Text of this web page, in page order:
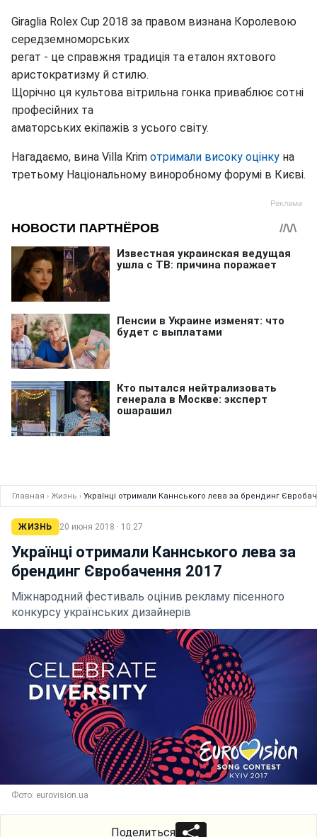
Giraglia Rolex Cup 2018 за правом визнана Королевою
середземноморських
регат - це справжня традиція та еталон яхтового
аристократизму й стилю.
Щорічно ця культова вітрильна гонка приваблює сотні
професійних та
аматорських екіпажів з усього світу.
Нагадаємо, вина Villa Krim отримали високу оцінку на
третьому Національному виноробному форумі в Києві.
Главная › Жизнь › Українці отримали Каннського лева за брендинг
ЖИЗНЬ 20 июня 2018 · 10:27
Українці отримали Каннського лева за
брендинг Євробачення 2017
Міжнародний фестиваль оцінив рекламу пісенного
конкурсу українських дизайнерів
Фото: eurovision.ua
Поделиться